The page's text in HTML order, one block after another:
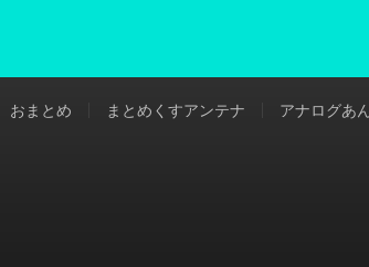
おまとめ まとめくすアンテナ アナログあ